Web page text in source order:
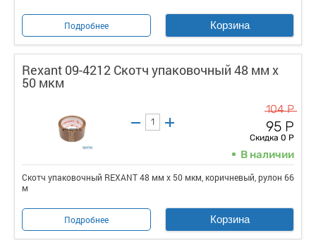
Подробнее Корзина
Rexant 09-4212 Скотч упаковочный 48 мм х
50 мкм
104 Р
95 Р
Скидка 0 Р
В наличии
Скотч упаковочный REXANT 48 мм х 50 мкм, коричневый, рулон 66
м
Подробнее Корзина